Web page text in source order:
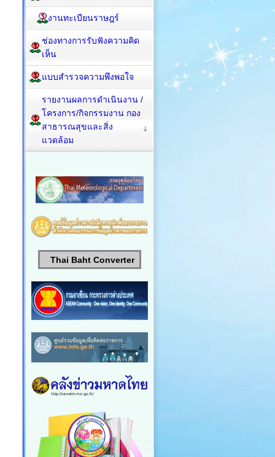
งานทะเบียนราษฎร์
ช่องทางการรับฟังความคิด
เห็น
แบบสำรวจความพึงพอใจ
รายงานผลการดำเนินงาน /
โครงการ/กิจกรรมงาน กอง
สาธารณสุขและสิ่ง
แวดล้อม
Thai Baht Converter